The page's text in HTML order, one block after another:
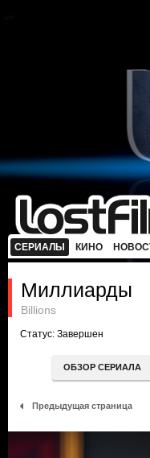
СЕРИАЛЫ КИНО
Миллиарды
Billions
Статус: Завершен
ОБЗОР СЕРИАЛА
Предыдущая страница